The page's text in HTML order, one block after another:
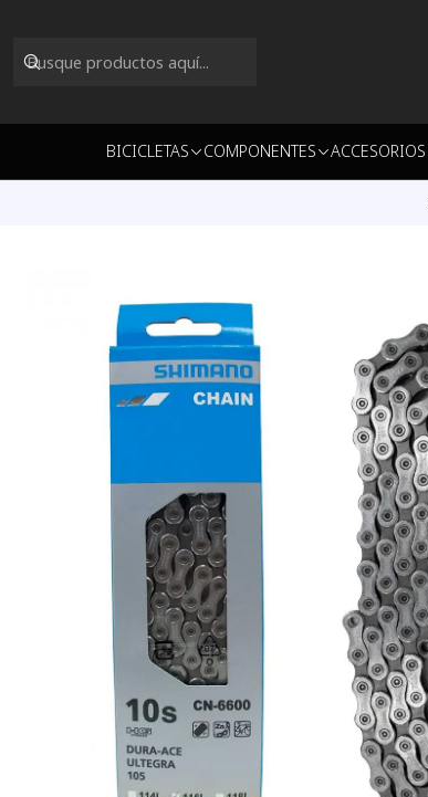
BICICLETAS COMPONENTES ACCESORIOS